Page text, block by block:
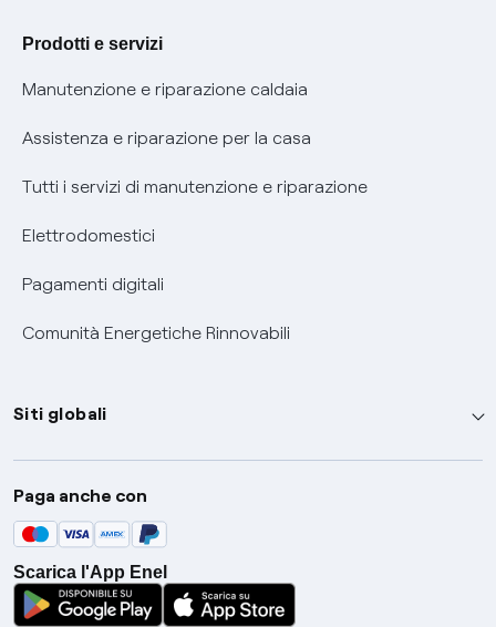
Agevolazione utenti con disabilità per offerte Fibra
Informativa RAEE
Prodotti e servizi
Manutenzione e riparazione caldaia
Assistenza e riparazione per la casa
Tutti i servizi di manutenzione e riparazione
Elettrodomestici
Pagamenti digitali
Comunità Energetiche Rinnovabili
Siti globali
Enel Group
Enel Green Power
Global Trading
Global Procurement
Gridspertise
Paga anche con
Scarica l'App Enel